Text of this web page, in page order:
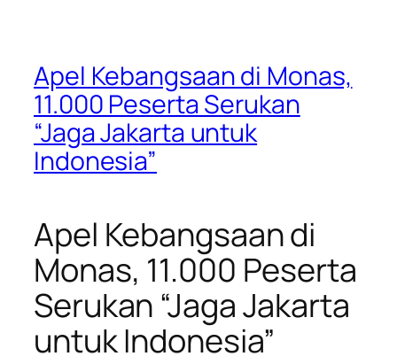
Apel Kebangsaan di Monas,
11.000 Peserta Serukan
“Jaga Jakarta untuk
Indonesia”
Apel Kebangsaan di
Monas, 11.000 Peserta
Serukan “Jaga Jakarta
untuk Indonesia”